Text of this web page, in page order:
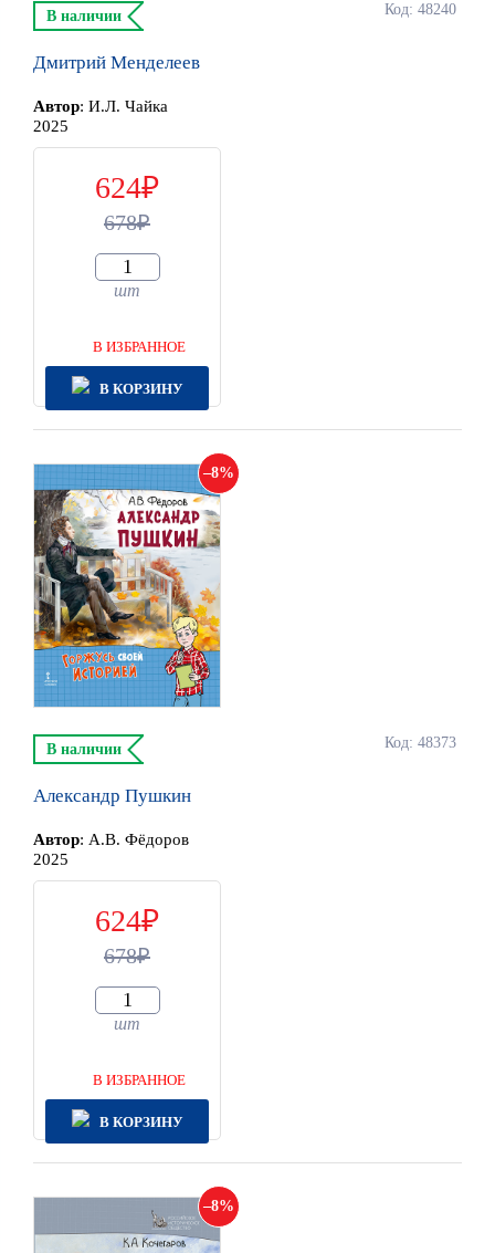
Код: 48240
В наличии
Дмитрий Менделеев
Автор: И.Л. Чайка
2025
624
678
шт
В ИЗБРАННОЕ
В КОРЗИНУ
8
Код: 48373
В наличии
Александр Пушкин
Автор: А.В. Фёдоров
2025
624
678
шт
В ИЗБРАННОЕ
В КОРЗИНУ
8